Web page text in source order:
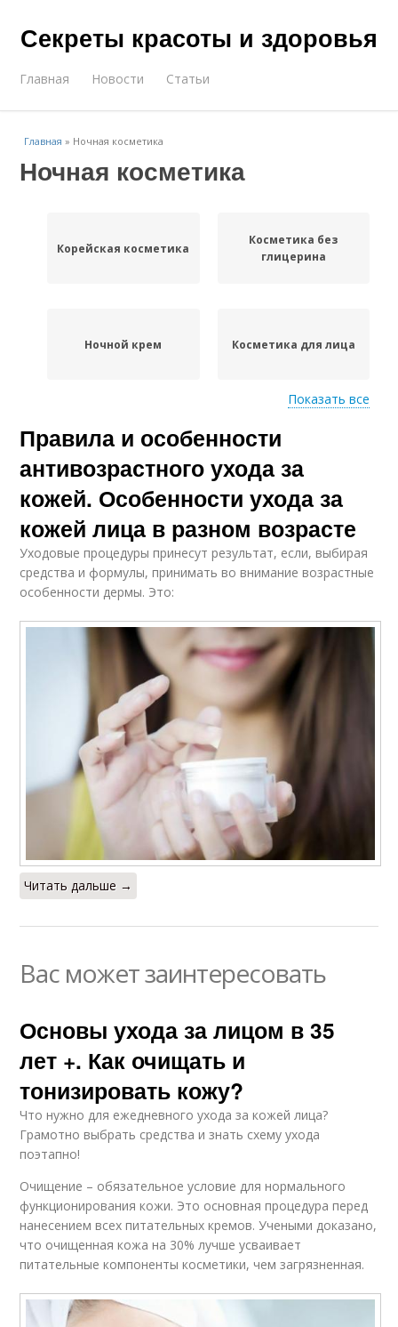
Секреты красоты и здоровья
Главная Новости Статьи
Главная » Ночная косметика
Ночная косметика
Корейская косметика
Косметика без
глицерина
Ночной крем Косметика для лица
Антивозрастная
косметика
Косметика от
подделки
Показать все
Правила и особенности
антивозрастного ухода за
кожей. Особенности ухода за
кожей лица в разном возрасте
Уходовые процедуры принесут результат, если, выбирая
средства и формулы, принимать во внимание возрастные
особенности дермы. Это:
Читать дальше →
Вас может заинтересовать
Основы ухода за лицом в 35
лет +. Как очищать и
тонизировать кожу?
Что нужно для ежедневного ухода за кожей лица?
Грамотно выбрать средства и знать схему ухода
поэтапно!
Очищение – обязательное условие для нормального
функционирования кожи. Это основная процедура перед
нанесением всех питательных кремов. Учеными доказано,
что очищенная кожа на 30% лучше усваивает
питательные компоненты косметики, чем загрязненная.